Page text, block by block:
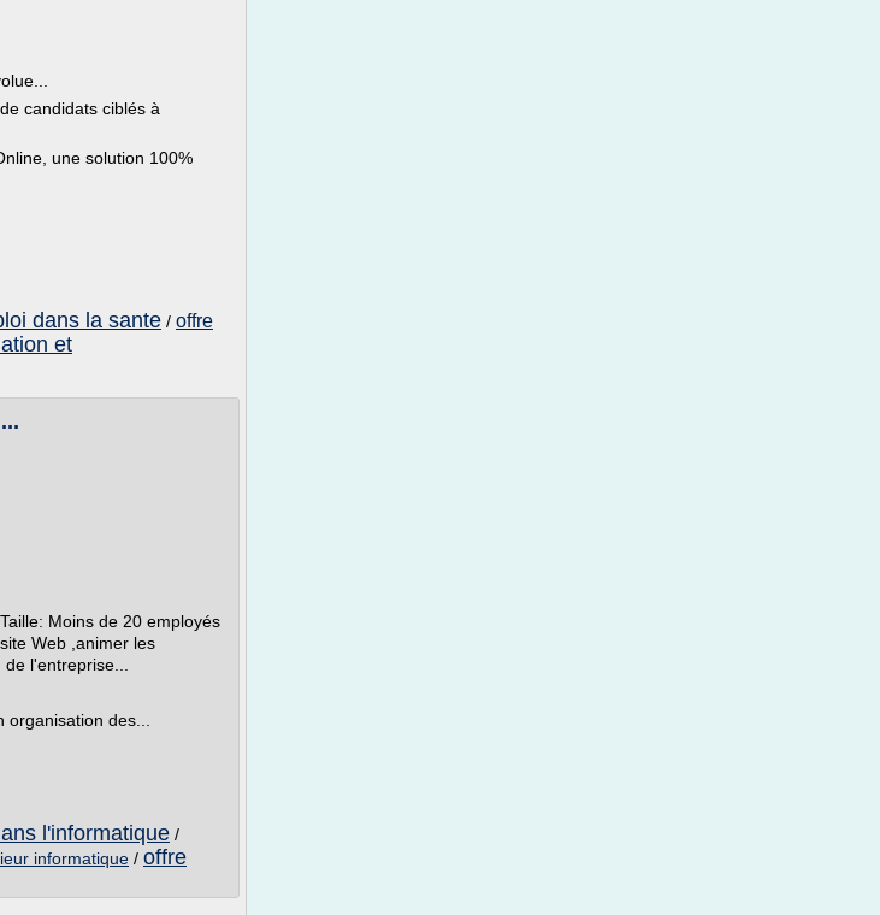
candidats ciblés à
une solution 100%
dans la sante / offre
et
Moins de 20 employés
Web ,animer les
l'entreprise...
des...
l'informatique /
informatique / offre